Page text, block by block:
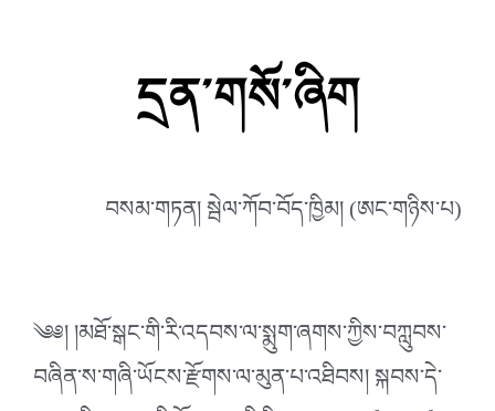
དྲན་གསོ་ཞིག
བསམ་གཏན། སྦེལ་ཀོབ་བོད་ཁྱིམ། (ཨང་གཉིས་པ)
༄༅། །མཐོ་སྒང་གི་རི་འདབས་ལ་སྨུག་ཞགས་ཀྱིས་བཀླུབས་
བཞིན་ས་གཞི་ཡོངས་རྫོགས་ལ་མུན་པ་འཐིབས། སྐབས་དེ་